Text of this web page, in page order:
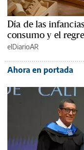
Día de las
consumo y el
elDiarioAR
Ahora en portada